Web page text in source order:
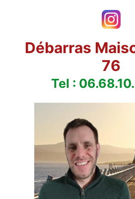
Débarras
76
Tel :